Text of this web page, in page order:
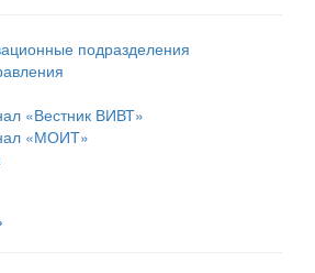
подразделения
«Вестник ВИВТ»
«МОИТ»